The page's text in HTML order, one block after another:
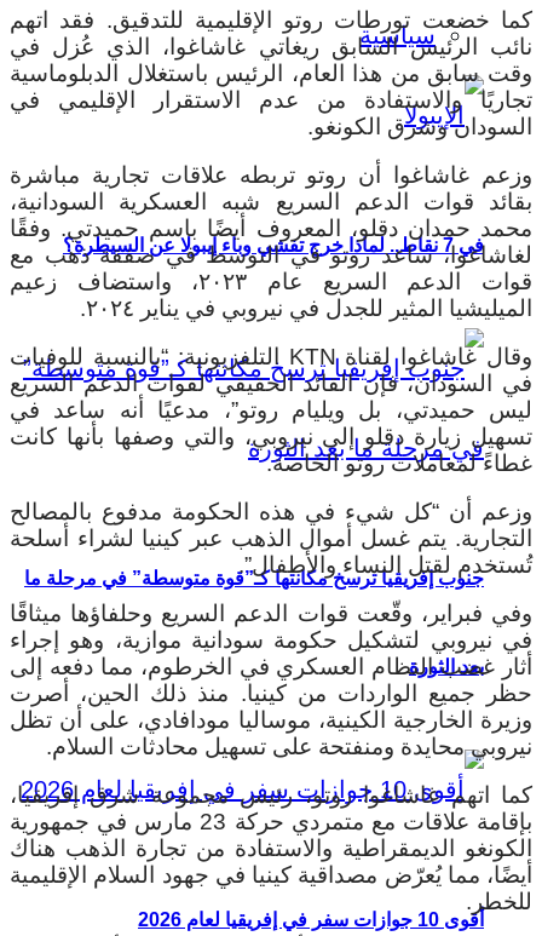
سياسية
في 7 نقاط.. لماذا خرج تفشي وباء إيبولا عن السيطرة؟
جنوب إفريقيا ترسخ مكانتها كـ”قوة متوسطة” في مرحلة ما
بعد الثورة
أقوى 10 جوازات سفر في إفريقيا لعام 2026
كما خضعت تورطات روتو الإقليمية للتدقيق. فقد اتهم
نائب الرئيس السابق ريغاتي غاشاغوا، الذي عُزل في
وقت سابق من هذا العام، الرئيس باستغلال الدبلوماسية
تجاريًا والاستفادة من عدم الاستقرار الإقليمي في
السودان وشرق الكونغو.
وزعم غاشاغوا أن روتو تربطه علاقات تجارية مباشرة
بقائد قوات الدعم السريع شبه العسكرية السودانية،
محمد حمدان دقلو، المعروف أيضًا باسم حميدتي. وفقًا
لغاشاغوا، ساعد روتو في التوسط في صفقة ذهب مع
قوات الدعم السريع عام ٢٠٢٣، واستضاف زعيم
الميليشيا المثير للجدل في نيروبي في يناير ٢٠٢٤.
وقال غاشاغوا لقناة KTN التلفزيونية: “بالنسبة للوفيات
في السودان، فإن القائد الحقيقي لقوات الدعم السريع
ليس حميدتي، بل ويليام روتو”، مدعيًا أنه ساعد في
تسهيل زيارة دقلو إلى نيروبي، والتي وصفها بأنها كانت
غطاءً لمعاملات روتو الخاصة.
وزعم أن “كل شيء في هذه الحكومة مدفوع بالمصالح
التجارية. يتم غسل أموال الذهب عبر كينيا لشراء أسلحة
تُستخدم لقتل النساء والأطفال”.
وفي فبراير، وقّعت قوات الدعم السريع وحلفاؤها ميثاقًا
في نيروبي لتشكيل حكومة سودانية موازية، وهو إجراء
أثار غضب النظام العسكري في الخرطوم، مما دفعه إلى
حظر جميع الواردات من كينيا. منذ ذلك الحين، أصرت
وزيرة الخارجية الكينية، موساليا مودافادي، على أن تظل
نيروبي محايدة ومنفتحة على تسهيل محادثات السلام.
كما اتهم غاشاغوا روتو، رئيس مجموعة شرق إفريقيا،
بإقامة علاقات مع متمردي حركة 23 مارس في جمهورية
الكونغو الديمقراطية والاستفادة من تجارة الذهب هناك
أيضًا، مما يُعرّض مصداقية كينيا في جهود السلام الإقليمية
للخطر.